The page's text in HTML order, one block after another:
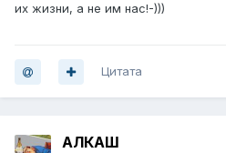
их жизни, а не им нас!-)))
Цитата
АЛКАШ